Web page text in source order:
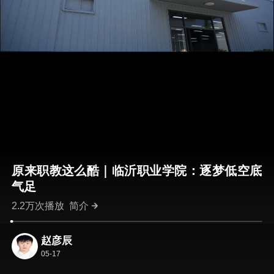
原来职教这么酷｜临沂职业学院：逐梦低空底
气足
2.2万次播放简介
赵彦辰
05-17